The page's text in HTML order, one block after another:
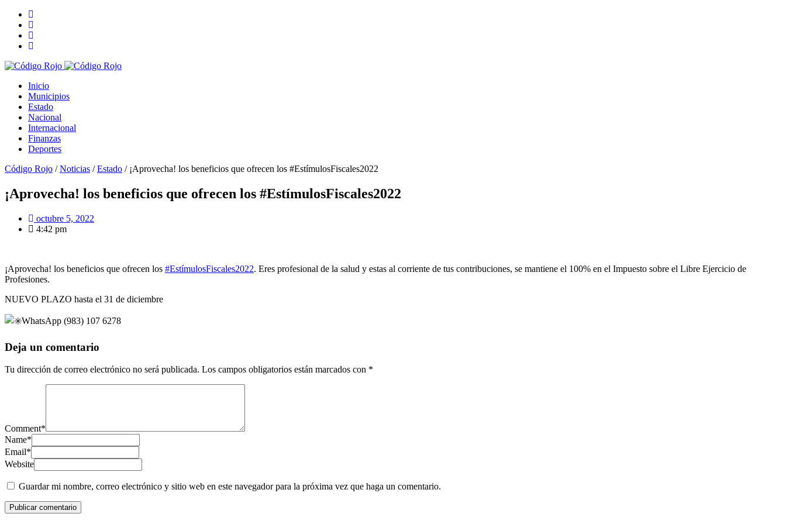
Inicio
Municipios
Estado
Nacional
Internacional
Finanzas
Deportes
Código Rojo /Noticias /Estado / ¡Aprovecha! los beneficios que ofrecen los #EstímulosFiscales2022
¡Aprovecha! los beneficios que ofrecen los #EstímulosFiscales2022
octubre 5, 2022
4:42 pm
¡Aprovecha! los beneficios que ofrecen los #EstímulosFiscales2022. Eres profesional de la salud y estas al corriente de tus contribuciones, se mantiene el 100% en el Impuesto sobre el Libre Ejercicio de
Profesiones.
NUEVO PLAZO hasta el 31 de diciembre
WhatsApp (983) 107 6278
Deja un comentario
Tu dirección de correo electrónico no será publicada. Los campos obligatorios están marcados con *
Comment*
Name*
Email*
Website
Guardar mi nombre, correo electrónico y sitio web en este navegador para la próxima vez que haga un comentario.